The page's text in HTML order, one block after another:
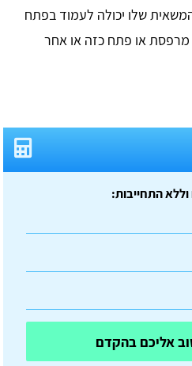
שלו יכולה לעמוד בפתח
מרפסת או פתח כזה או אחר